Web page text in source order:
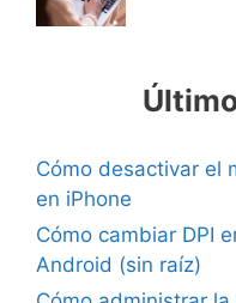
Cómo desactivar el
en iPhone
Cómo cambiar DPI
Android (sin raíz)